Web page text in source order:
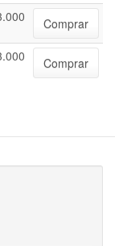
Comprar
Comprar